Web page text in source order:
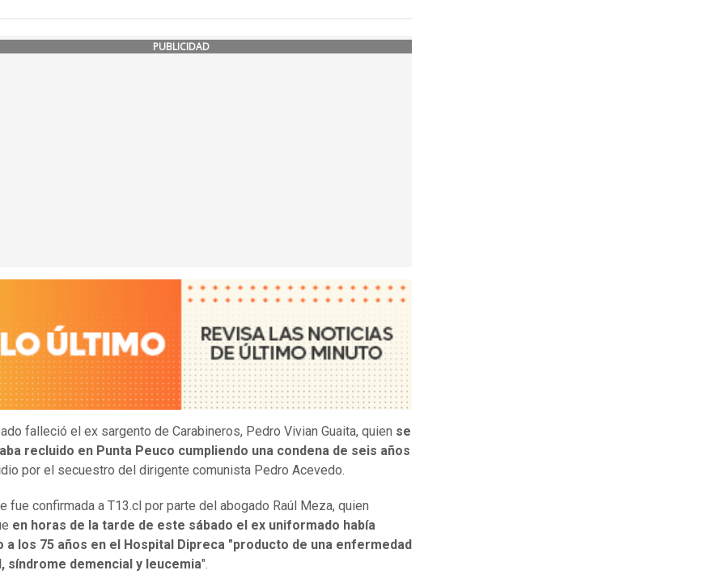
PUBLICIDAD
falleció el ex sargento de Carabineros, Pedro Vivian Guaita, quien se
recluido en Punta Peuco cumpliendo una condena de seis años
dio por el secuestro del dirigente comunista Pedro Acevedo.
fue confirmada a T13.cl por parte del abogado Raúl Meza, quien
en horas de la tarde de este sábado el ex uniformado había
a los 75 años en el Hospital Dipreca "producto de una enfermedad
síndrome demencial y leucemia".